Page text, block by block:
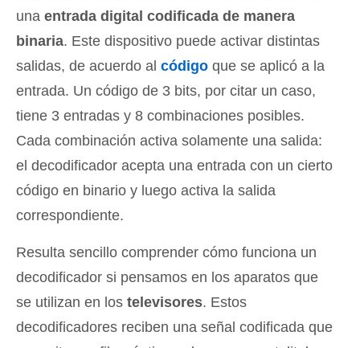
una entrada digital codificada de manera
binaria. Este dispositivo puede activar distintas
salidas, de acuerdo al código que se aplicó a la
entrada. Un código de 3 bits, por citar un caso,
tiene 3 entradas y 8 combinaciones posibles.
Cada combinación activa solamente una salida:
el decodificador acepta una entrada con un cierto
código en binario y luego activa la salida
correspondiente.
Resulta sencillo comprender cómo funciona un
decodificador si pensamos en los aparatos que
se utilizan en los televisores. Estos
decodificadores reciben una señal codificada que